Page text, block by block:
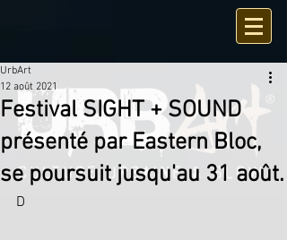
Festival SIGHT + SOUND
présenté par Eastern Bloc,
se poursuit jusqu'au 31 août.
UrbArt
12 août 2021
D